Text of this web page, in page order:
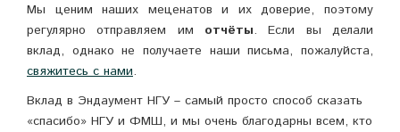
Мы ценим наших меценатов и их доверие, поэтому
регулярно отправляем им отчёты. Если вы делали
вклад, однако не получаете наши письма, пожалуйста,
свяжитесь с нами.
Вклад в Эндаумент НГУ – самый просто способ сказать
«спасибо» НГУ и ФМШ, и мы очень благодарны всем, кто